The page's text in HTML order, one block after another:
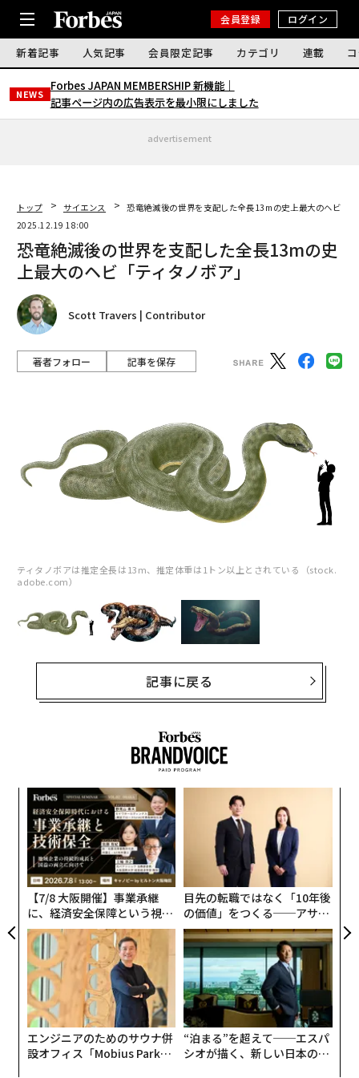
会員登録 ログイン
新着記事 人気記事 会員限定記事 カテゴリ 連載
NEWS
Forbes JAPAN MEMBERSHIP 新機能｜
記事ページ内の広告表示を最小限にしました
advertisement
トップ サイエンス
恐竜絶滅後の世界を支配した全長13mの史上最大のヘビ「
2025.12.19 18:00
恐竜絶滅後の世界を支配した全長13mの史
上最大のヘビ「ティタノボア」
Scott Travers | Contributor
著者フォロー 記事を保存
ティタノボアは推定全長は13m、推定体重は1トン以上とされている（stock.
adobe.com）
記事に戻る
【7/8 大阪開催】事業承継
に、経済安全保障という視点
が加わるとき──経営者が問
われる新たな判断軸
目先の転職ではなく「10年後
の価値」をつくる──アサイ
ンの長期伴走型支援とは
エンジニアのためのサウナ併
設オフィス「Mobius Park」
“泊まる”を超えて──エスパ
シオが描く、新しい日本のラ